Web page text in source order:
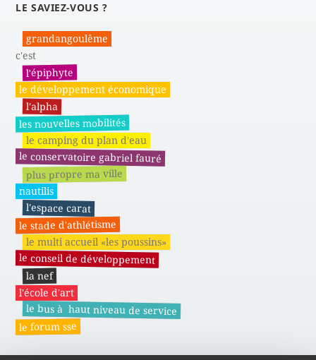
LE SAVIEZ-VOUS ?
grandangoulême
c'est
l'épiphyte
le développement économique
l'alpha
les nouvelles mobilités
le camping du plan d'eau
le conservatoire gabriel fauré
plus propre ma ville
nautilis
l'espace carat
le stade d'athlétisme
le multi accueil «les poussins»
le conseil de développement
la nef
l'école d'art
le bus à haut niveau de service
le forum sse